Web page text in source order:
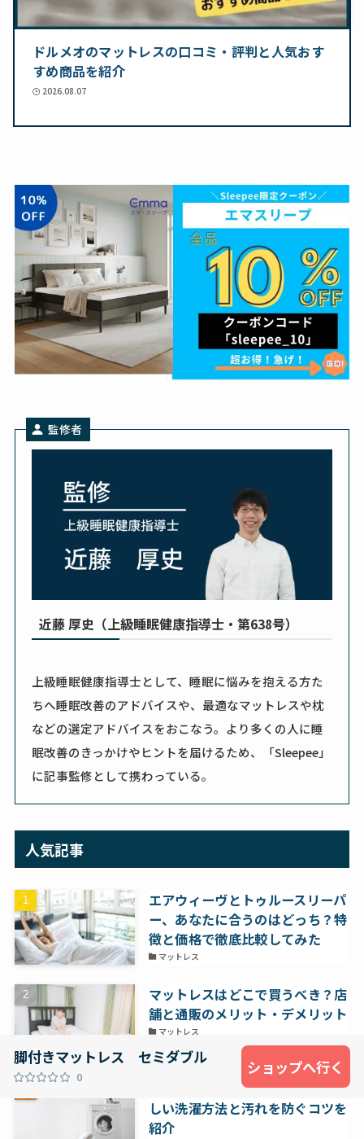
脚付きマットレス セミダブル
0 ショップへ行く
ドルメオのマットレスの口コミ・評判と人気おす
すめ商品を紹介
2026.08.07
監修者
近藤 厚史（上級睡眠健康指導士・第638号）
上級睡眠健康指導士として、睡眠に悩みを抱える方た
ちへ睡眠改善のアドバイスや、最適なマットレスや枕
などの選定アドバイスをおこなう。より多くの人に睡
眠改善のきっかけやヒントを届けるため、「Sleepee」
に記事監修として携わっている。
人気記事
エアウィーヴとトゥルースリーパ
ー、あなたに合うのはどっち？特
徴と価格で徹底比較してみた
マットレス
マットレスはどこで買うべき？店
舗と通販のメリット・デメリット
マットレス
枕を乾燥機にかけるのは危険？正
しい洗濯方法と汚れを防ぐコツを
紹介